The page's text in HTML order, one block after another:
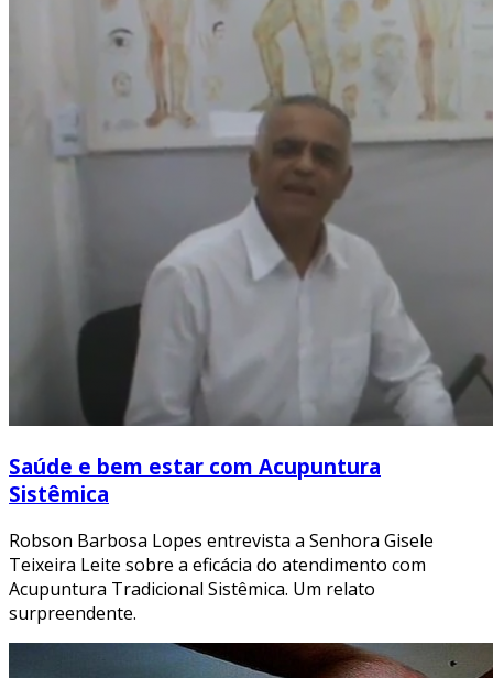
Saúde e bem estar com Acupuntura
Sistêmica
Robson Barbosa Lopes entrevista a Senhora Gisele
Teixeira Leite sobre a eficácia do atendimento com
Acupuntura Tradicional Sistêmica. Um relato
surpreendente.